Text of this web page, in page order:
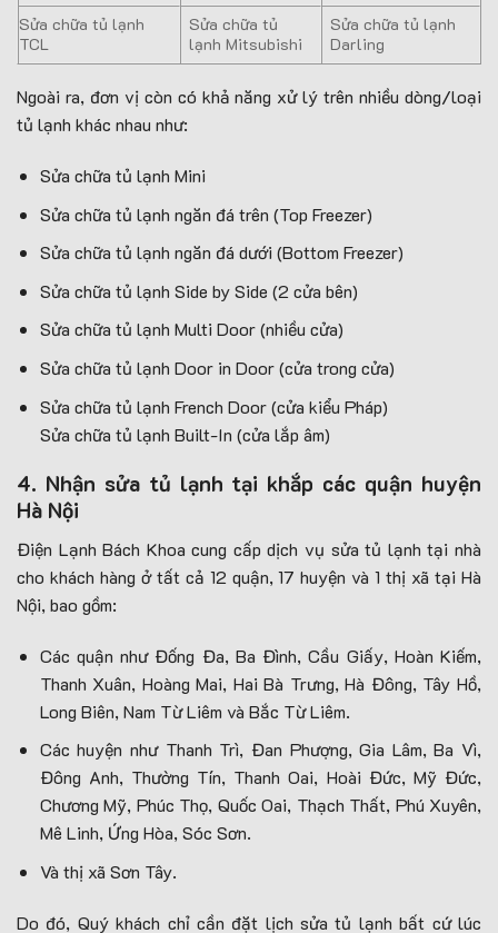
Sửa chữa tủ lạnh
TCL
Sửa chữa tủ
lạnh Mitsubishi
Sửa chữa tủ lạnh
Darling
Ngoài ra, đơn vị còn có khả năng xử lý trên nhiều dòng/loại
tủ lạnh khác nhau như:
Sửa chữa tủ lạnh Mini
Sửa chữa tủ lạnh ngăn đá trên (Top Freezer)
Sửa chữa tủ lạnh ngăn đá dưới (Bottom Freezer)
Sửa chữa tủ lạnh Side by Side (2 cửa bên)
Sửa chữa tủ lạnh Multi Door (nhiều cửa)
Sửa chữa tủ lạnh Door in Door (cửa trong cửa)
Sửa chữa tủ lạnh French Door (cửa kiểu Pháp)
Sửa chữa tủ lạnh Built-In (cửa lắp âm)
4. Nhận sửa tủ lạnh tại khắp các quận huyện
Hà Nội
Điện Lạnh Bách Khoa cung cấp dịch vụ sửa tủ lạnh tại nhà
cho khách hàng ở tất cả 12 quận, 17 huyện và 1 thị xã tại Hà
Nội, bao gồm:
Các quận như Đống Đa, Ba Đình, Cầu Giấy, Hoàn Kiếm,
Thanh Xuân, Hoàng Mai, Hai Bà Trưng, Hà Đông, Tây Hồ,
Long Biên, Nam Từ Liêm và Bắc Từ Liêm.
Các huyện như Thanh Trì, Đan Phượng, Gia Lâm, Ba Vì,
Đông Anh, Thường Tín, Thanh Oai, Hoài Đức, Mỹ Đức,
Chương Mỹ, Phúc Thọ, Quốc Oai, Thạch Thất, Phú Xuyên,
Mê Linh, Ứng Hòa, Sóc Sơn.
Và thị xã Sơn Tây.
Do đó, Quý khách chỉ cần đặt lịch sửa tủ lạnh bất cứ lúc